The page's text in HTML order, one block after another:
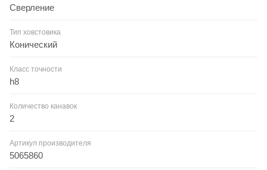
Сверление
Тип ховстовика
Конический
Класс точности
h8
Количество канавок
2
Артикул производителя
5065860